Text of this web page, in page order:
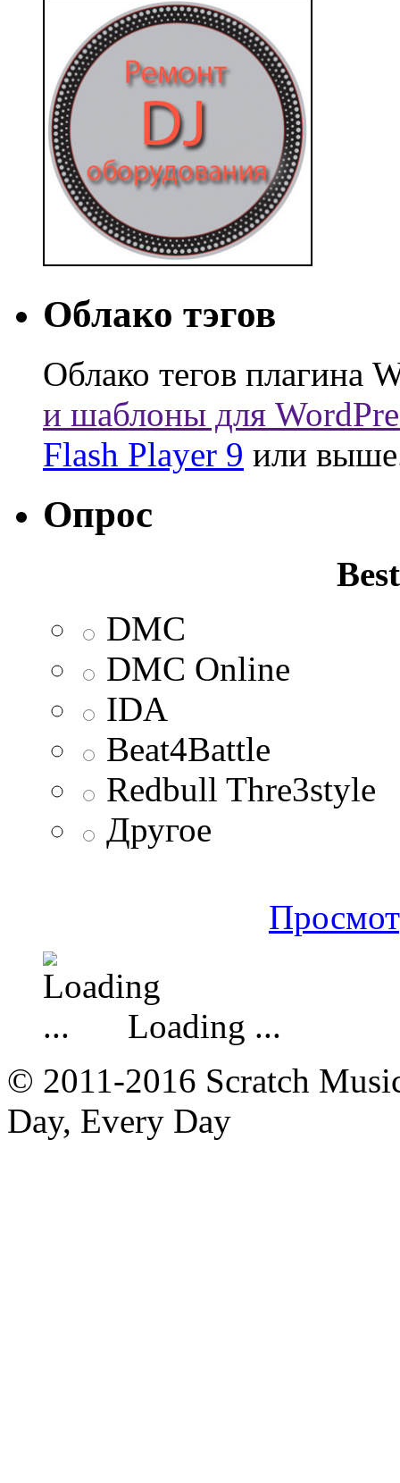
Облако тэгов
Облако тегов плагина
и шаблоны для
Flash Player 9 или
Опрос
DMC
DMC Online
IDA
Beat4Battle
Redbull Thre3style
Другое
Loading ...
© 2011-2016 Scratch
Day, Every Day